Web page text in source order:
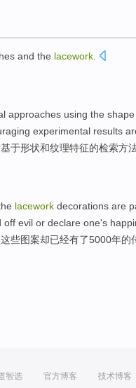
and the lacework
approaches using the shape
experimental results
于形状和纹理特征的检索方
lacework decorations are
off evil or declare one's
这些图案却已经有了5000年的
智选 官方博客 技术博客